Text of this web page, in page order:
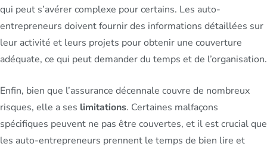
qui peut s’avérer complexe pour certains. Les auto-
entrepreneurs doivent fournir des informations détaillées sur
leur activité et leurs projets pour obtenir une couverture
adéquate, ce qui peut demander du temps et de l’organisation.
Enfin, bien que l’assurance décennale couvre de nombreux
risques, elle a ses limitations. Certaines malfaçons
spécifiques peuvent ne pas être couvertes, et il est crucial que
les auto-entrepreneurs prennent le temps de bien lire et